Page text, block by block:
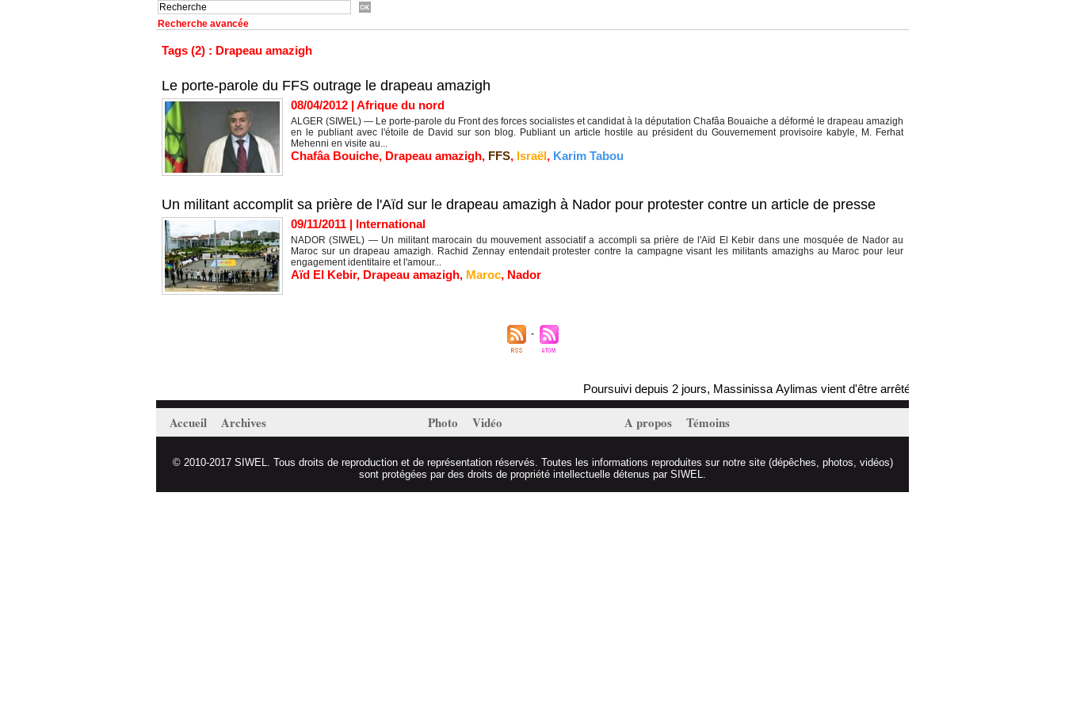
Recherche avancée
Tags (2) : Drapeau amazigh
Le porte-parole du FFS outrage le drapeau amazigh
08/04/2012 | Afrique du nord
ALGER (SIWEL) — Le porte-parole du Front des forces socialistes et candidat à la députation Chafâa Bouaiche a déformé le drapeau amazigh
en le publiant avec l'étoile de David sur son blog. Publiant un article hostile au président du Gouvernement provisoire kabyle, M. Ferhat
Mehenni en visite au...
Chafâa Bouiche, Drapeau amazigh, FFS, Israël, Karim Tabou
Un militant accomplit sa prière de l'Aïd sur le drapeau amazigh à Nador pour protester contre un article de presse
09/11/2011 | International
NADOR (SIWEL) — Un militant marocain du mouvement associatif a accompli sa prière de l'Aïd El Kebir dans une mosquée de Nador au
Maroc sur un drapeau amazigh. Rachid Zennay entendait protester contre la campagne visant les militants amazighs au Maroc pour leur
engagement identitaire et l'amour...
Aïd El Kebir, Drapeau amazigh, Maroc, Nador
Poursuivi depuis 2 jours, Massinissa Aylimas vient d'être arrêté par les autorités coloniales (mis
Accueil Archives Photo Vidéo A propos Témoins
© 2010-2017 SIWEL. Tous droits de reproduction et de représentation réservés. Toutes les informations reproduites sur notre site (dépêches, photos, vidéos)
sont protégées par des droits de propriété intellectuelle détenus par SIWEL.